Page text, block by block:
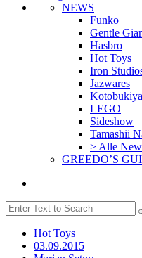
NEWS
Funko
Gentle
Hasbro
Hot Toys
Iron
Jazwares
Kotobukiya
LEGO
Sideshow
Tamashii
> Alle
GREEDO’S
Hot Toys
03.09.2015